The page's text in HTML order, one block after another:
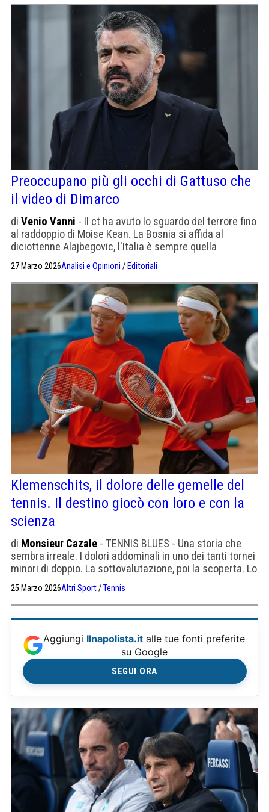
Preoccupano più gli occhi di Gattuso che
il video di Dimarco
di Venio Vanni - Il ct ha avuto lo sguardo del terrore fino
al raddoppio di Moise Kean. La Bosnia si affida al
diciottenne Alajbegovic, l'Italia è sempre quella
dell'esperienza
27 Marzo 2026Analisi e Opinioni /Editoriali
Klemenschits, il dolore delle gemelle del
tennis. Il destino giocò con loro e con la
scienza
di Monsieur Cazale - TENNIS BLUES - Una storia che
sembra irreale. I dolori addominali in uno dei tanti tornei
minori di doppio. La sottovalutazione, poi la scoperta. Lo
stesso male, nello stesso momento. Ma non finì allo
stesso modo
25 Marzo 2026Altri Sport/Tennis
Aggiungi Ilnapolista.it alle tue fonti preferite
su Google
SEGUI ORA